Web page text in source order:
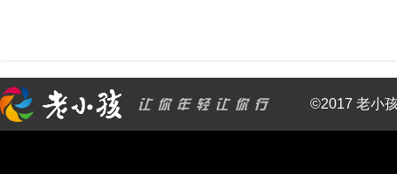
©2017 老小